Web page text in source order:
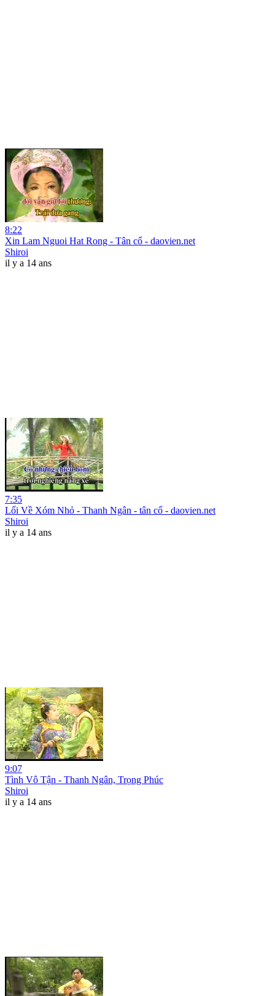
8:22
Xin Lam Nguoi Hat Rong - Tân cổ - daovien.net
Shiroi
il y a 14 ans
7:35
Lối Về Xóm Nhỏ - Thanh Ngân - tân cổ - daovien.net
Shiroi
il y a 14 ans
9:07
Tình Vô Tận - Thanh Ngân, Trọng Phúc
Shiroi
il y a 14 ans